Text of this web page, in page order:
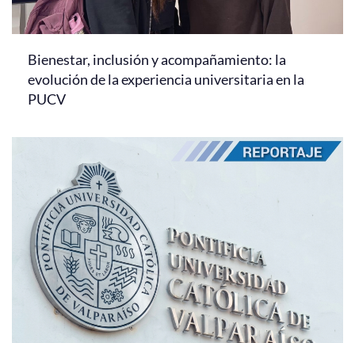
Bienestar, inclusión y acompañamiento: la
evolución de la experiencia universitaria en la
PUCV